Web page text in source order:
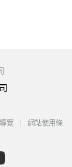
覽
網站使用條